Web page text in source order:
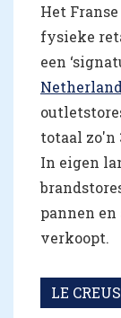
Het
fysieke
een
totaal zo'n
In eigen
pannen en
verkoopt.
LE